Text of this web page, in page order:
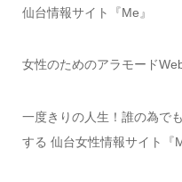
仙台情報サイト『Me』
女性のためのアラモード
一度きりの人生！誰の為で
する 仙台女性情報サイト『